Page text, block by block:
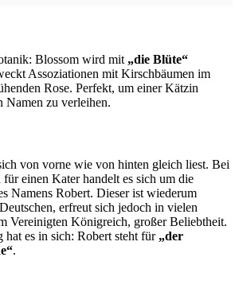
Blossom wird mit „die Blüte“
Assoziationen mit Kirschbäumen im
Rose. Perfekt, um einer Kätzin
Namen zu verleihen.
von vorne wie von hinten gleich liest. Bei
einen Kater handelt es sich um die
Namens Robert. Dieser ist wiederum
erfreut sich jedoch in vielen
Vereinigten Königreich, großer Beliebtheit.
hat es in sich: Robert steht für „der
.